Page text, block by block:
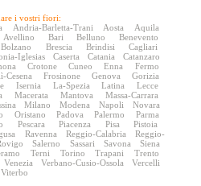
i vostri fiori:
Andria-Barletta-Trani Aosta
Aquila
Avellino Bari Belluno
Benevento
Bolzano Brescia Brindisi
Cagliari
Iglesias Caserta Catania
Catanzaro
Crotone Cuneo Enna
Fermo
Cesena Frosinone Genova
Gorizia
Isernia La-Spezia Latina
Lecce
Macerata Mantova
Massa-Carrara
Milano Modena Napoli
Novara
Oristano Padova Palermo
Parma
Pescara Piacenza Pisa
Pistoia
Ravenna Reggio-Calabria
Reggio-
Salerno Sassari Savona
Siena
Terni Torino Trapani
Trento
Venezia Verbano-Cusio-Ossola
Vercelli
Viterbo